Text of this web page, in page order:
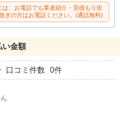
、お電話でも業者紹介・見積もり依
ぎの方はお電話ください。(通話無料)
い金額
口コミ件数 0件